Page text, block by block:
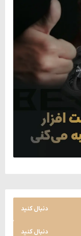
دنبال کنید
دنبال کنید